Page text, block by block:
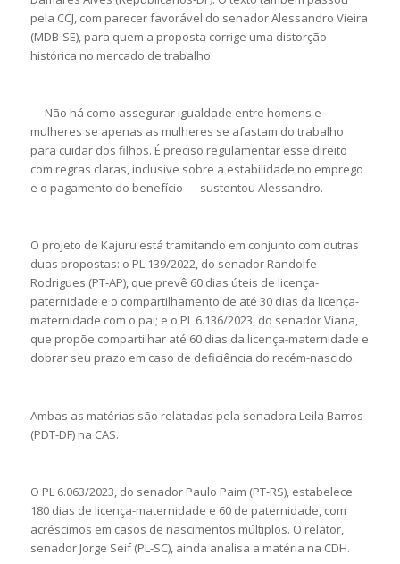
pela CCJ, com parecer favorável do senador Alessandro Vieira
(MDB-SE), para quem a proposta corrige uma distorção
histórica no mercado de trabalho.
— Não há como assegurar igualdade entre homens e
mulheres se apenas as mulheres se afastam do trabalho
para cuidar dos filhos. É preciso regulamentar esse direito
com regras claras, inclusive sobre a estabilidade no emprego
e o pagamento do benefício — sustentou Alessandro.
O projeto de Kajuru está tramitando em conjunto com outras
duas propostas: o PL 139/2022, do senador Randolfe
Rodrigues (PT-AP), que prevê 60 dias úteis de licença-
paternidade e o compartilhamento de até 30 dias da licença-
maternidade com o pai; e o PL 6.136/2023, do senador Viana,
que propõe compartilhar até 60 dias da licença-maternidade e
dobrar seu prazo em caso de deficiência do recém-nascido.
Ambas as matérias são relatadas pela senadora Leila Barros
(PDT-DF) na CAS.
O PL 6.063/2023, do senador Paulo Paim (PT-RS), estabelece
180 dias de licença-maternidade e 60 de paternidade, com
acréscimos em casos de nascimentos múltiplos. O relator,
senador Jorge Seif (PL-SC), ainda analisa a matéria na CDH.